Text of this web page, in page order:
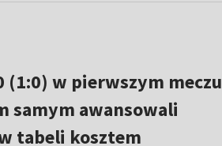
(1:0) w pierwszym meczu
samym awansowali
tabeli kosztem